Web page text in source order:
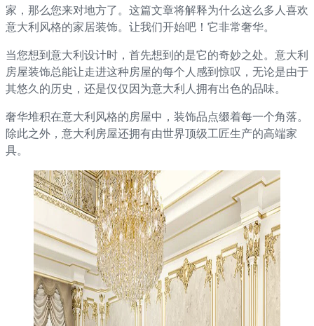
家，那么您来对地方了。这篇文章将解释为什么这么多人喜欢
意大利风格的家居装饰。让我们开始吧！它非常奢华。
当您想到意大利设计时，首先想到的是它的奇妙之处。意大利
房屋装饰总能让走进这种房屋的每个人感到惊叹，无论是由于
其悠久的历史，还是仅仅因为意大利人拥有出色的品味。
奢华堆积在意大利风格的房屋中，装饰品点缀着每一个角落。
除此之外，意大利房屋还拥有由世界顶级工匠生产的高端家
具。